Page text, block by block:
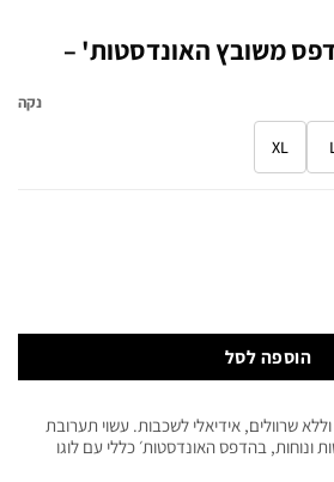
משובץ האונדסטות' –
XL
נקה
הוספה לסל
שרוולים, אידיאלי לשכבות. עשוי תערובת
ונוחות, בהדפס האונדסטות׳ כללי עם לוגו